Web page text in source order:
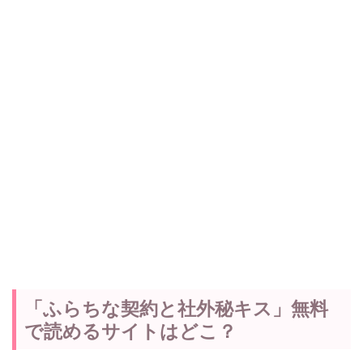
「ふらちな契約と社外秘キス」無料
で読めるサイトはどこ？